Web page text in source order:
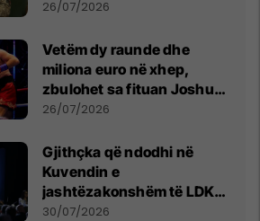
kontroll të madh
26/07/2026
Vetëm dy raunde dhe
miliona euro në xhep,
zbulohet sa fituan Joshua
e Prenga
26/07/2026
Gjithçka që ndodhi në
Kuvendin e
jashtëzakonshëm të LDK-
së
30/07/2026